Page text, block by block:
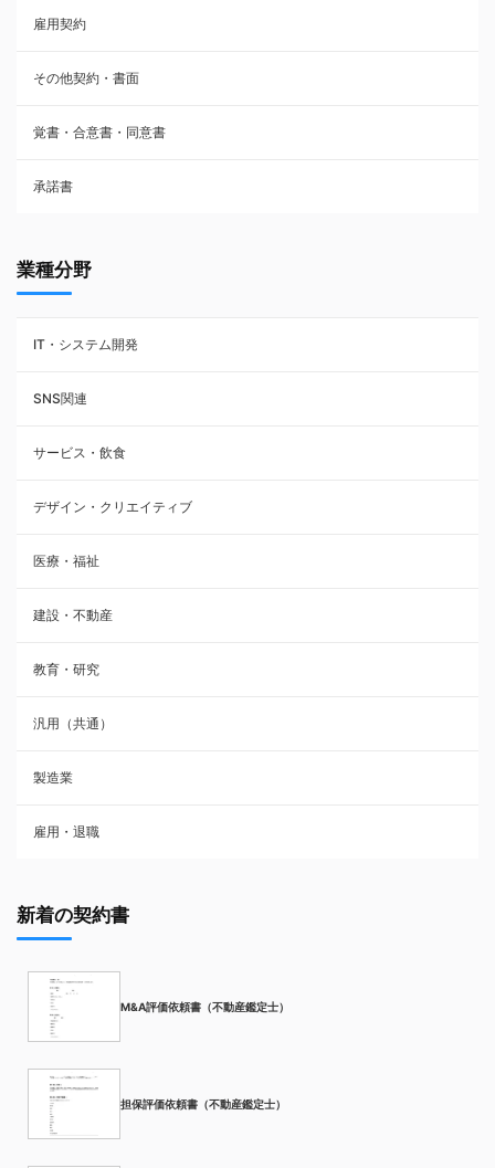
株主総会議事録・関連書類
請負契約
フランチャイズ契約
賃貸借契約
雇用契約
その他契約・書面
覚書・合意書・同意書
承諾書
業種分野
IT・システム開発
SNS関連
サービス・飲食
デザイン・クリエイティブ
医療・福祉
建設・不動産
教育・研究
汎用（共通）
製造業
雇用・退職
新着の契約書
M&A評価依頼書（不動産鑑定士）
担保評価依頼書（不動産鑑定士）